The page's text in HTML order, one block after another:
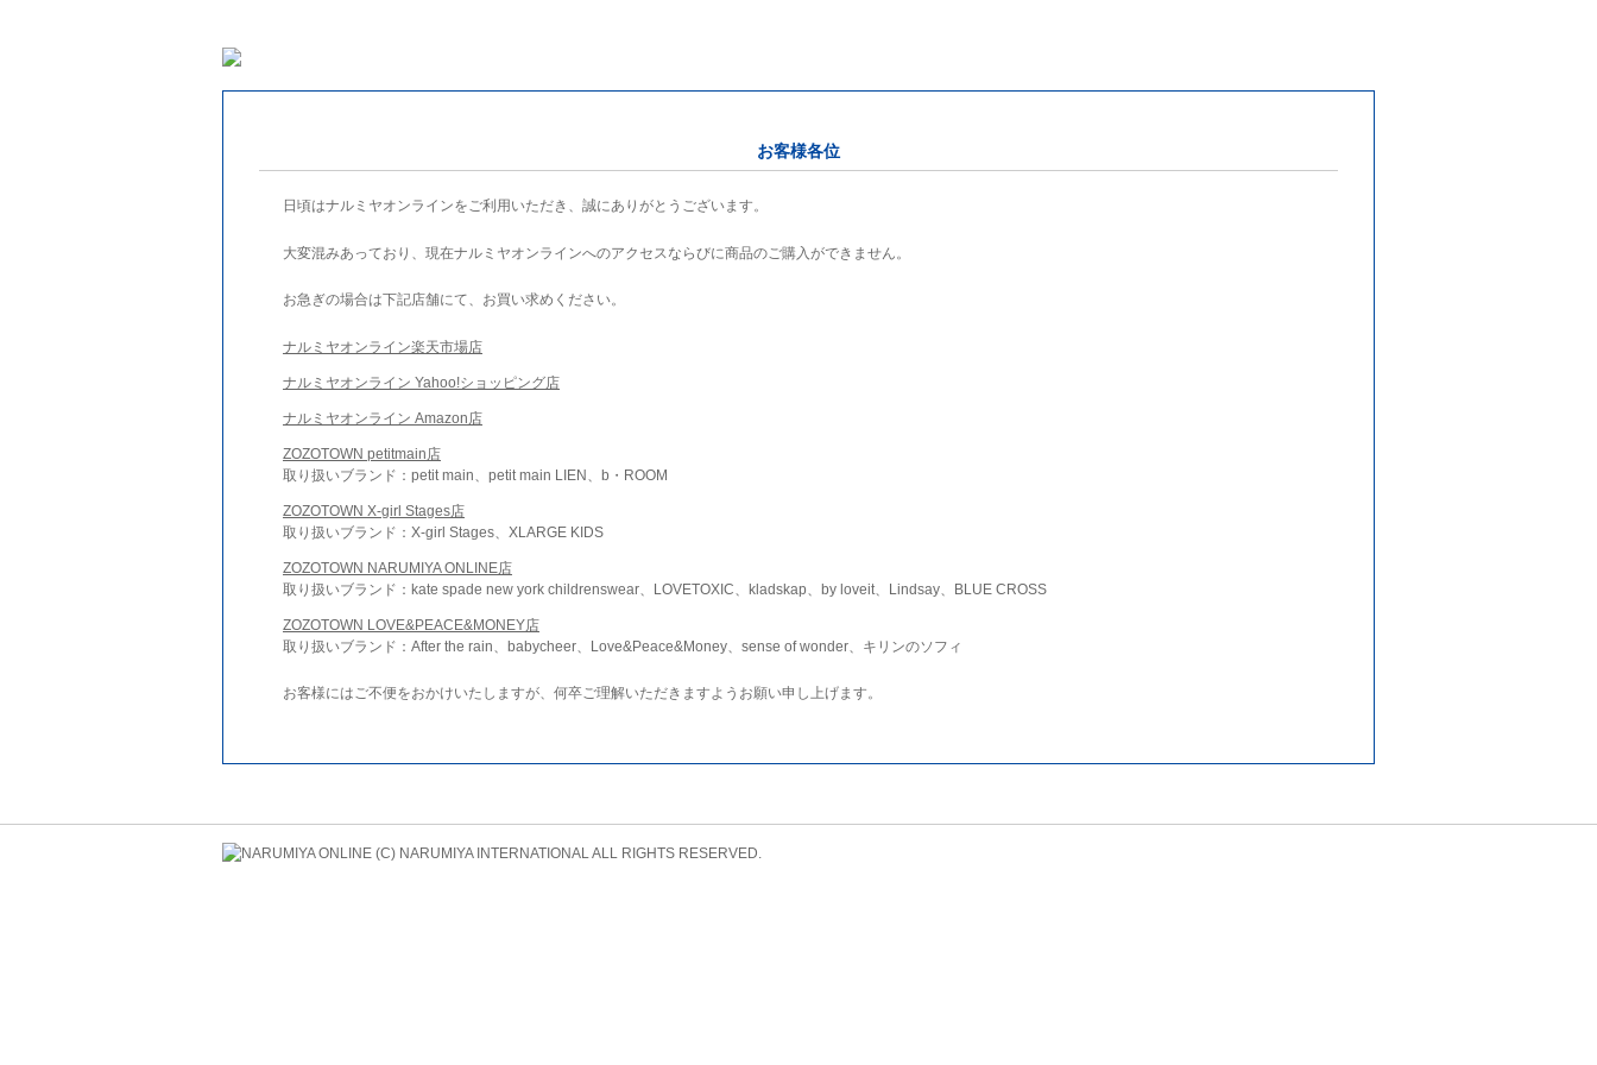
お客様各位
日頃はナルミヤオンラインをご利用いただき、誠にありがとうございます。
大変混みあっており、現在ナルミヤオンラインへのアクセスならびに商品のご購入ができません。
お急ぎの場合は下記店舗にて、お買い求めください。
ナルミヤオンライン楽天市場店
ナルミヤオンライン Yahoo!ショッピング店
ナルミヤオンライン Amazon店
ZOZOTOWN petitmain店
取り扱いブランド：petit main、petit main LIEN、b・ROOM
ZOZOTOWN X-girl Stages店
取り扱いブランド：X-girl Stages、XLARGE KIDS
ZOZOTOWN NARUMIYA ONLINE店
取り扱いブランド：kate spade new york childrenswear、LOVETOXIC、kladskap、by loveit、Lindsay、BLUE CROSS
ZOZOTOWN LOVE&PEACE&MONEY店
取り扱いブランド：After the rain、babycheer、Love&Peace&Money、sense of wonder、キリンのソフィ
お客様にはご不便をおかけいたしますが、何卒ご理解いただきますようお願い申し上げます。